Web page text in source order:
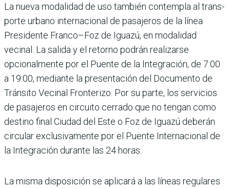
La nueva modalidad de uso también contempla al trans­
porte urbano internacional de pasajeros de la línea
Presi­dente Franco–Foz de Iguazú, en modalidad
vecinal. La salida y el retorno podrán realizarse
opcionalmente por el Puente de la Integración, de 7:00
a 19:00, mediante la presenta­ción del Documento de
Trán­sito Vecinal Fronterizo. Por su parte, los servicios
de pasajeros en circuito cerrado que no ten­gan como
destino final Ciudad del Este o Foz de Iguazú debe­rán
circular exclusivamente por el Puente Internacional de
la Integración durante las 24 horas.
La misma dispo­sición se aplicará a las líneas regulares